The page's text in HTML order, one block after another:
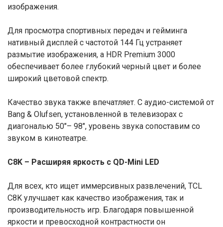
изображения.
Для просмотра спортивных передач и гейминга
нативный дисплей с частотой 144 Гц устраняет
размытие изображения, а HDR Premium 3000
обеспечивает более глубокий черный цвет и более
широкий цветовой спектр.
Качество звука также впечатляет. С аудио-системой от
Bang & Olufsen, установленной в телевизорах с
диагональю 50″– 98″, уровень звука сопоставим со
звуком в кинотеатре.
C8K – Расширяя яркость с QD-Mini LED
Для всех, кто ищет иммерсивных развлечений, TCL
C8K улучшает как качество изображения, так и
производительность игр. Благодаря повышенной
яркости и превосходной контрастности он